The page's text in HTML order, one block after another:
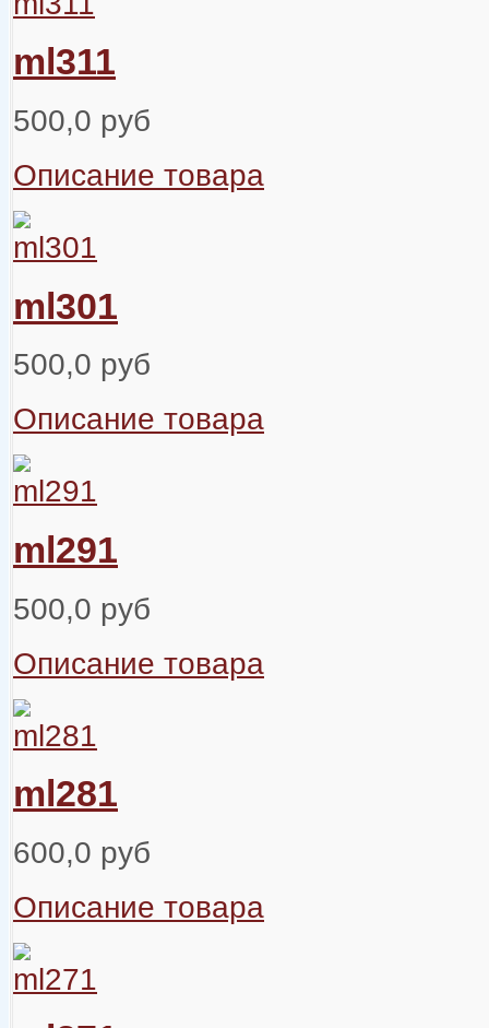
ml311
500,0 руб
Описание товара
ml301
500,0 руб
Описание товара
ml291
500,0 руб
Описание товара
ml281
600,0 руб
Описание товара